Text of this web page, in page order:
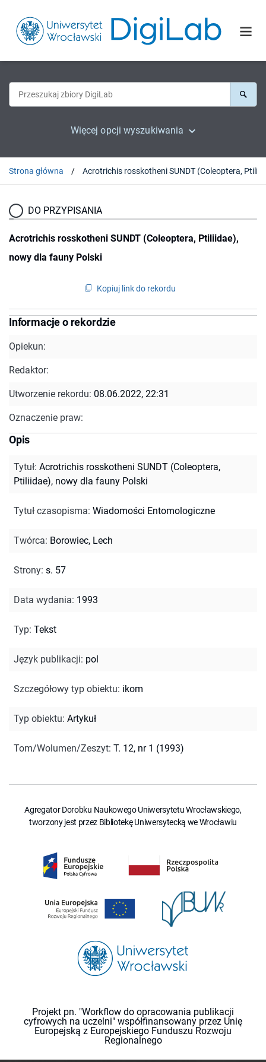
Więcej opcji wyszukiwania
Strona główna
DO PRZYPISANIA
Acrotrichis rosskotheni SUNDT (Coleoptera, Ptiliidae),
nowy dla fauny Polski
Kopiuj link do rekordu
Informacje o rekordzie
Opiekun:
Redaktor:
Utworzenie rekordu: 08.06.2022, 22:31
Oznaczenie praw:
Opis
Tytuł: Acrotrichis rosskotheni SUNDT (Coleoptera,
Ptiliidae), nowy dla fauny Polski
Tytuł czasopisma: Wiadomości Entomologiczne
Twórca: Borowiec, Lech
Strony: s. 57
Data wydania: 1993
Typ: Tekst
Język publikacji: pol
Szczegółowy typ obiektu: ikom
Typ obiektu: Artykuł
Tom/Wolumen/Zeszyt: T. 12, nr 1 (1993)
Agregator Dorobku Naukowego Uniwersytetu Wrocławskiego,
tworzony jest przez Bibliotekę Uniwersytecką we Wrocławiu
Projekt pn. "Workflow do opracowania publikacji
cyfrowych na uczelni" współfinansowany przez Unię
Europejską z Europejskiego Funduszu Rozwoju
Regionalnego